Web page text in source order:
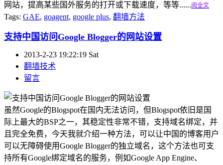
网站，提高某些国外服务的打开或下载速度，等等......阅全文
Tags: GAE, goagent, google plus, 翻墙方法
支持中国访问Google Blogger的网站设置
2013-2-23 19:22:19 Sat
翻墙技术
留言
虽然Google的Blogspot在国内无法访问，但Blogspot依旧是国
际上最大的BSP之一，其稳定性非常不错，支持域名绑定，并
且完全免费，今天我就介绍一种方法，可以让中国的博客用户
可以无障碍使用Google Blogger的独立域名，这个方法也可支
持所有Google绑定域名的服务，例如Google App Engine、